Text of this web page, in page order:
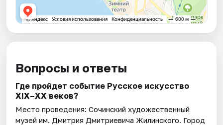
Вопросы и ответы
Где пройдет событие Русское искусство
XIX–XX веков?
Место проведения:Сочинский художественный
музей им. Дмитрия Дмитриевича Жилинского. Город